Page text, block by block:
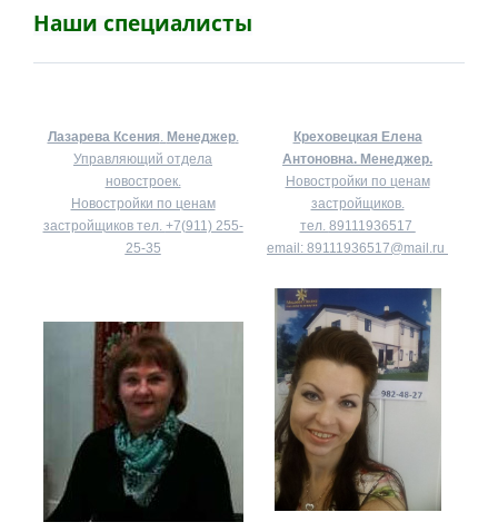
Наши специалисты
Лазарева Ксения Менеджер.
Управляющий отдела
новостроек.
Новостройки по ценам
застройщиков тел. +7(911) 255-
25-35
Креховецкая Елена
Антоновна. Менеджер.
Новостройки по ценам
застройщиков.
тел. 89111936517
email: 89111936517@mail.ru